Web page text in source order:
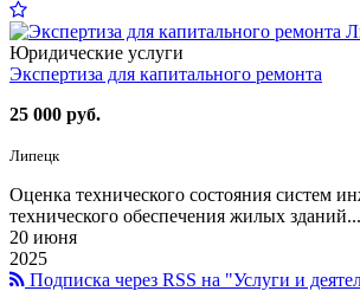
Юридические услуги
Экспертиза для капитального ремонта
25 000 руб.
Липецк
Оценка технического состояния систем
технического обеспечения жилых зданий...
20 июня
2025
Подписка через RSS на "Услуги и